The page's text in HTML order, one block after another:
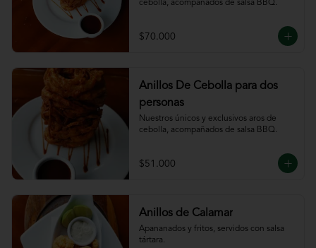
cebolla, acompañados de salsa BBQ.
$70.000
Anillos De Cebolla para dos
personas
Nuestros únicos y exclusivos aros de
cebolla, acompañados de salsa BBQ.
$51.000
Anillos de Calamar
Apananados y fritos, servidos con salsa
tártara.